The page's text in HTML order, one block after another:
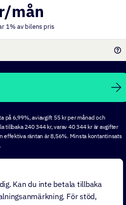
mån
1% av bilens pris
på 6,99%, aviavgift 55 kr per månad och
tillbaka 240 344 kr, varav 40 344 kr är avgifter
effektiva räntan är 8,56%. Minsta kontantinsats
Kan du inte betala tillbaka
För stöd,